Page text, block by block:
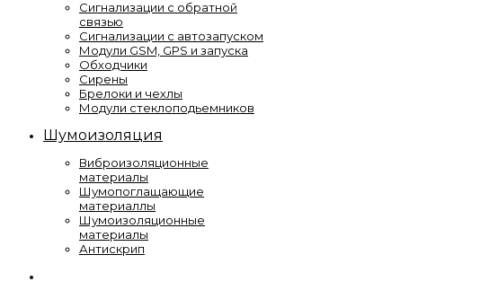
Сигнализации с обратной
связью
Сигнализации с автозапуском
Модули GSM, GPS и запуска
Обходчики
Сирены
Брелоки и чехлы
Модули стеклоподьемников
Шумоизоляция
Виброизоляционные
материалы
Шумопоглащающие
материаллы
Шумоизоляционные
материалы
Антискрип